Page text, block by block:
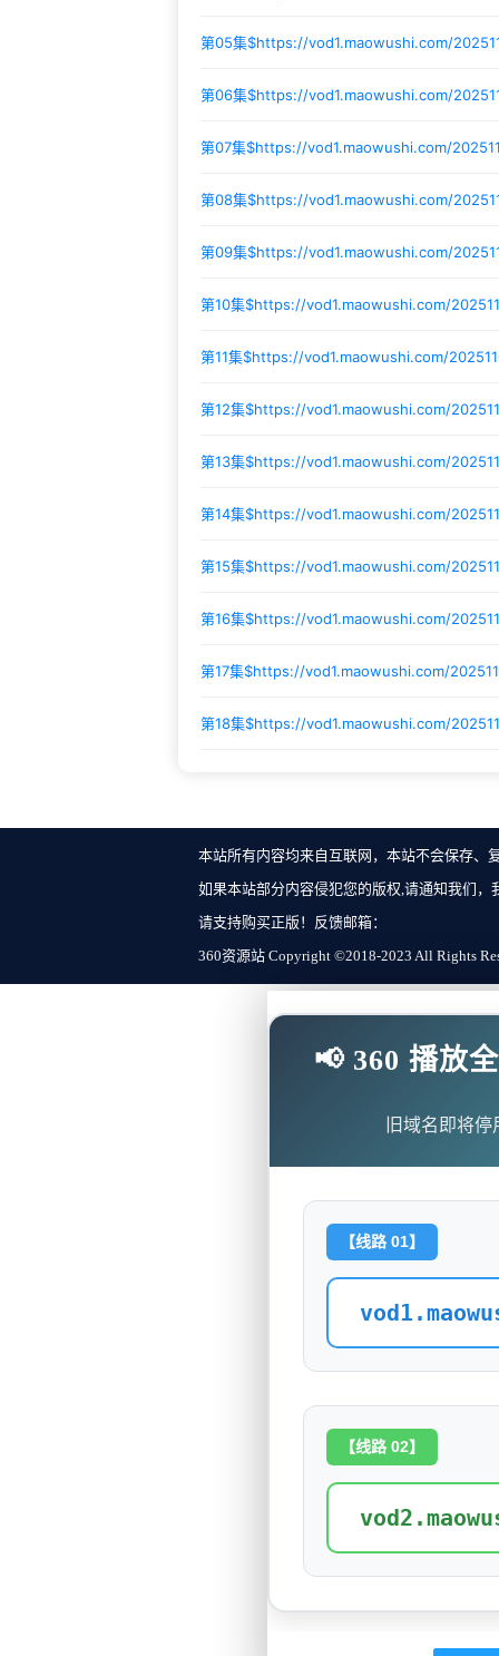
第05集$https://vod1.maowushi.com/
第06集$https://vod1.maowushi.com/
第07集$https://vod1.maowushi.com/
第08集$https://vod1.maowushi.com/
第09集$https://vod1.maowushi.com/
第10集$https://vod1.maowushi.com/
第11集$https://vod1.maowushi.com/
第12集$https://vod1.maowushi.com/
第13集$https://vod1.maowushi.com/
第14集$https://vod1.maowushi.com/
第15集$https://vod1.maowushi.com/
第16集$https://vod1.maowushi.com/
第17集$https://vod1.maowushi.com/
第18集$https://vod1.maowushi.com/
本站所有内容均来自互联网，本站不会保存、
如果本站部分内容侵犯您的版权,请通知我们
请支持购买正版！反馈邮箱：
360资源站 Copyright ©2018-2023 All Rights
📢 360 播放
旧域名即将
【线路 01】
【线路 02】